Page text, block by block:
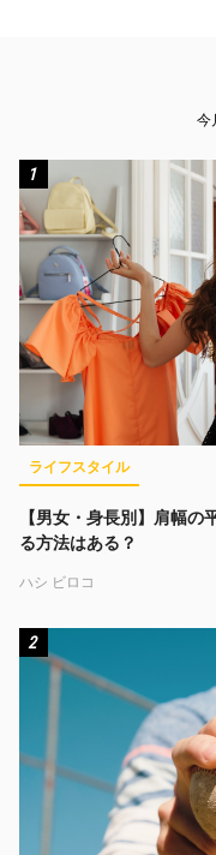
今
1
ライフスタイル
【男女・身長別】肩幅
る方法はある？
ハシ ビロコ
2